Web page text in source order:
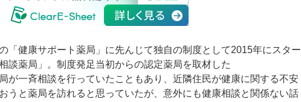
「健康サポート薬局」に先んじて独自の制度として2015年にスター
談薬局」。制度発足当初からの認定薬局を取材した
が一斉相談を行っていたこともあり、近隣住民が健康に関する不安
うと薬局を訪れると思っていたが、意外にも健康相談と関係ない話